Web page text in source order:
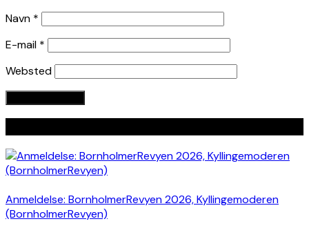
Navn *
E-mail *
Websted
Anmeldelse: BornholmerRevyen 2026, Kyllingemoderen
(BornholmerRevyen)